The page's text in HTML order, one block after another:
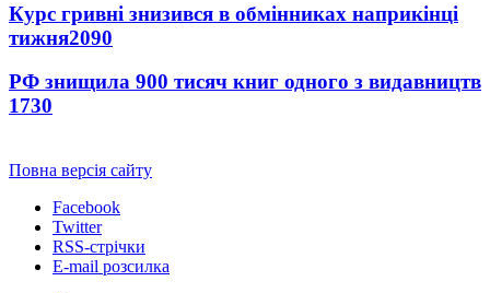
Курс гривні знизився в обмінниках наприкінці
тижня2090
РФ знищила 900 тисяч книг одного з видавництв
1730
Повна версія сайту
Facebook
Twitter
RSS-стрічки
E-mail розсилка